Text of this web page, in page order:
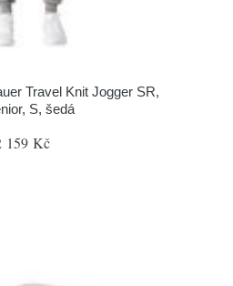
Travel Knit Jogger SR,
S, šedá
159 Kč